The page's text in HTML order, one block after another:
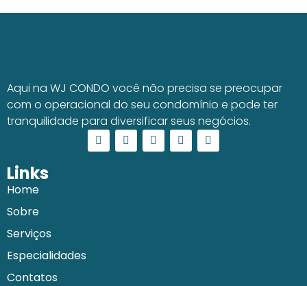
Aqui na WJ CONDO você não precisa se preocupar
com o operacional do seu condomínio e pode ter
tranquilidade para diversificar seus negócios.
Links
Home
Sobre
Serviços
Especialidades
Contatos